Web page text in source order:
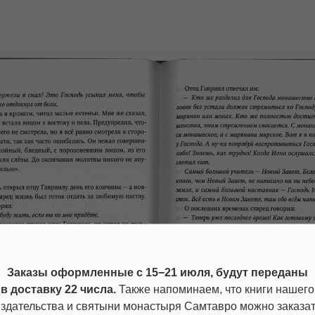
Заказы оформленные c 15−21 июля, будут переданы
в доставку 22 числа. Также напоминаем, что книги нашего
и святыни монастыря Самтавро можно